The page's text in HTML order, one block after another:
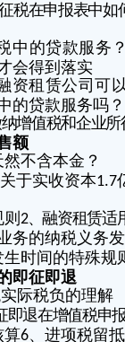
税在申报表中如
中的贷款服
会得到落实
资租赁公司可
的贷款服务吗？
增值税和企业
额
不含本金？
于实收资本1.7
2、融资租赁适
务的纳税义务
时间的特殊规
即征即退
际税负的理解
即退在增值税申
算6、进项税留